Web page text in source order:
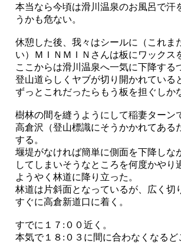
本当なら今頃は滑川温泉のお風呂で
うかも危ない。
休憩した後、我々はシールに（これ
い）ＭＩＮＭＩＮさんは板にワック
ここからは滑川温泉へ一気に下降す
登山道らしくヤブが切り開かれてい
ずっとこれだったらもう板を担ぐし
樹林の間を縫うようにして稲妻ターン
高倉沢（登山標識にそうかかれてあ
する。
堰堤がなければ簡単に側面を下降し
してしまいそうなところを何度かや
ようやく林道に降り立った。
林道は片斜面となっているが、広く切
すぐに高倉新道口に着く。
すでに１７:００近く。
本気で１８:０３に間に合わなくなる